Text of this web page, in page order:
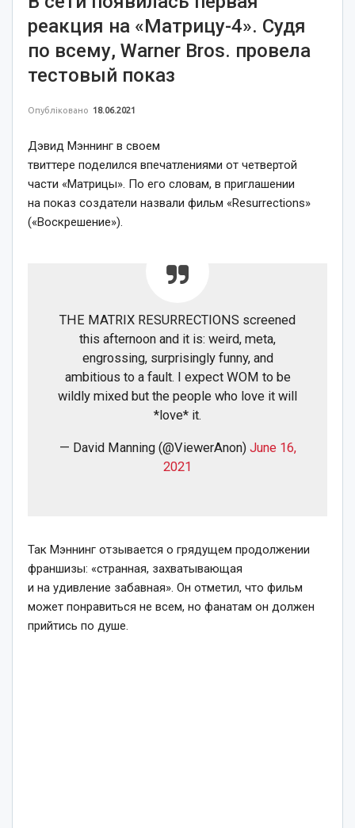
реакция на «Матрицу-4». Судя
по всему, Warner Bros. провела
тестовый показ
Опубліковано 18.06.2021
Дэвид Мэннинг в своем
твиттере поделился впечатлениями от четвертой
части «Матрицы». По его словам, в приглашении
на показ создатели назвали фильм «Resurrections»
(«Воскрешение»).
THE MATRIX RESURRECTIONS screened
this afternoon and it is: weird, meta,
engrossing, surprisingly funny, and
ambitious to a fault. I expect WOM to be
wildly mixed but the people who love it will
*love* it.
— David Manning (@ViewerAnon) June 16,
2021
Так Мэннинг отзывается о грядущем продолжении
франшизы: «странная, захватывающая
и на удивление забавная». Он отметил, что фильм
может понравиться не всем, но фанатам он должен
прийтись по душе.